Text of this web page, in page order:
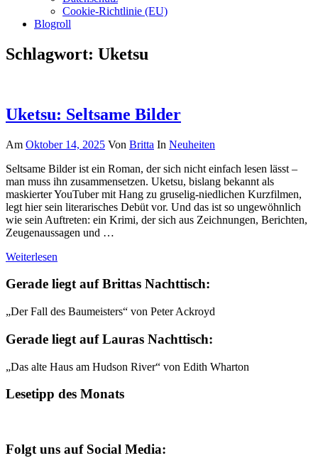
Cookie-Richtlinie (EU)
Blogroll
Schlagwort: Uketsu
Uketsu: Seltsame Bilder
Am Oktober 14, 2025 Von Britta In Neuheiten
Seltsame Bilder ist ein Roman, der sich nicht einfach lesen lässt –
man muss ihn zusammensetzen. Uketsu, bislang bekannt als
maskierter YouTuber mit Hang zu gruselig-niedlichen Kurzfilmen,
legt hier sein literarisches Debüt vor. Und das ist so ungewöhnlich
wie sein Auftreten: ein Krimi, der sich aus Zeichnungen, Berichten,
Zeugenaussagen und …
Weiterlesen
Gerade liegt auf Brittas Nachttisch:
„Der Fall des Baumeisters“ von Peter Ackroyd
Gerade liegt auf Lauras Nachttisch:
„Das alte Haus am Hudson River“ von Edith Wharton
Lesetipp des Monats
Folgt uns auf Social Media: